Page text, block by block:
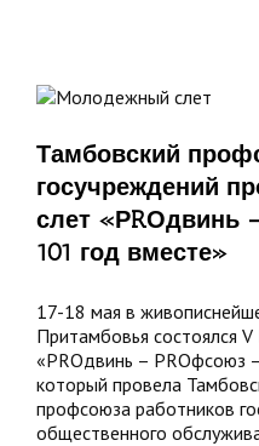
Тамбовский
госучреждений
слет «РRОдвинь
101 год вместе»
17-18 мая в
Притамбовья состоялся
«РRОдвинь – РRОфсоюз
который провела
профсоюза работников
общественного